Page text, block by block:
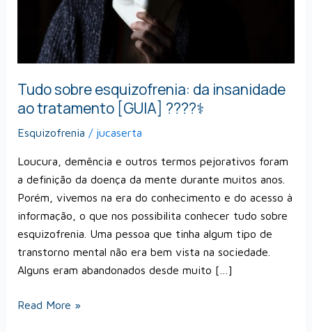
Tudo sobre esquizofrenia: da insanidade
ao tratamento [GUIA] ????‍⚕️
Esquizofrenia / jucaserta
Loucura, demência e outros termos pejorativos foram
a definição da doença da mente durante muitos anos.
Porém, vivemos na era do conhecimento e do acesso à
informação, o que nos possibilita conhecer tudo sobre
esquizofrenia. Uma pessoa que tinha algum tipo de
transtorno mental não era bem vista na sociedade.
Alguns eram abandonados desde muito […]
Read More »